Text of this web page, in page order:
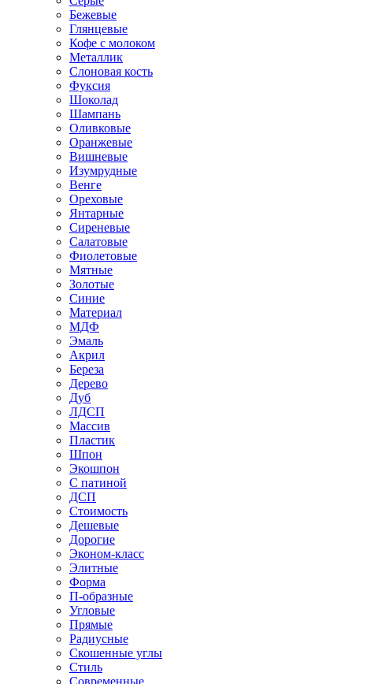
Бежевые
Глянцевые
Кофе с молоком
Металлик
Слоновая кость
Фуксия
Шоколад
Шампань
Оливковые
Оранжевые
Вишневые
Изумрудные
Венге
Ореховые
Янтарные
Сиреневые
Салатовые
Фиолетовые
Мятные
Золотые
Синие
Материал
МДФ
Эмаль
Акрил
Береза
Дерево
Дуб
ЛДСП
Массив
Пластик
Шпон
Экошпон
С патиной
ДСП
Стоимость
Дешевые
Дорогие
Эконом-класс
Элитные
Форма
П-образные
Угловые
Прямые
Радиусные
Скошенные углы
Стиль
Современные